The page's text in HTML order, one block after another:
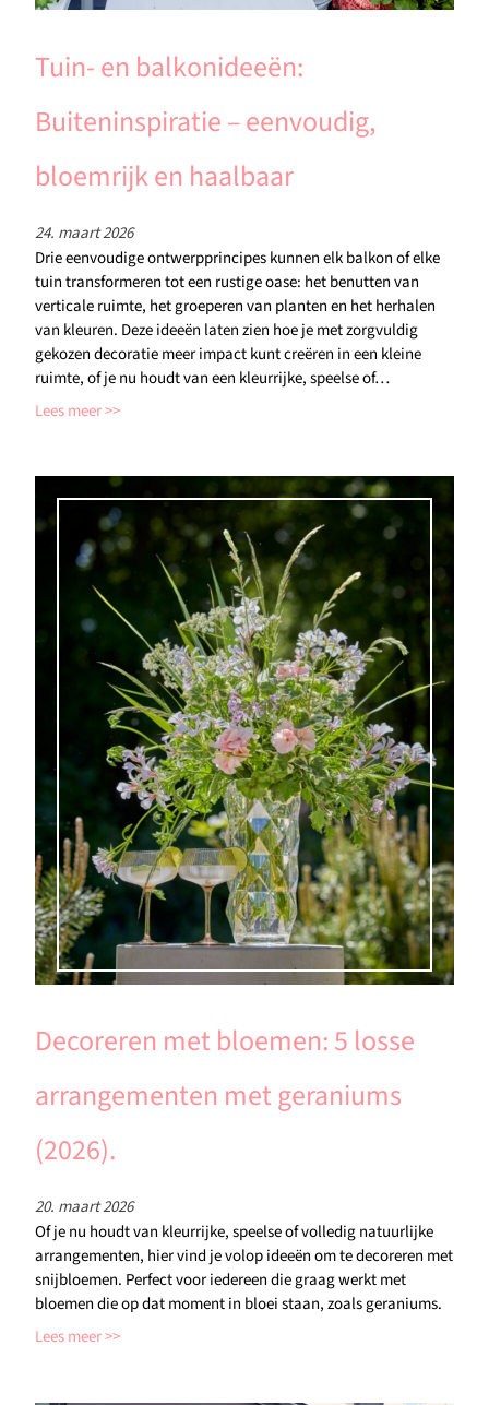
Tuin- en balkonideeën:
Buiteninspiratie – eenvoudig,
bloemrijk en haalbaar
24. maart 2026
Drie eenvoudige ontwerpprincipes kunnen elk balkon of elke
tuin transformeren tot een rustige oase: het benutten van
verticale ruimte, het groeperen van planten en het herhalen
van kleuren. Deze ideeën laten zien hoe je met zorgvuldig
gekozen decoratie meer impact kunt creëren in een kleine
ruimte, of je nu houdt van een kleurrijke, speelse of…
Lees meer
Decoreren met bloemen: 5 losse
arrangementen met geraniums
(2026).
20. maart 2026
Of je nu houdt van kleurrijke, speelse of volledig natuurlijke
arrangementen, hier vind je volop ideeën om te decoreren met
snijbloemen. Perfect voor iedereen die graag werkt met
bloemen die op dat moment in bloei staan, zoals geraniums.
Lees meer